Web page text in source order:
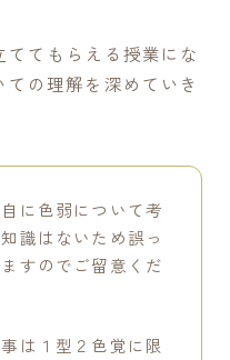
所づくり
てもらえる授業にな
の理解を深めていき
に色弱について考
識はないため誤っ
すのでご留意くだ
は１型２色覚に限